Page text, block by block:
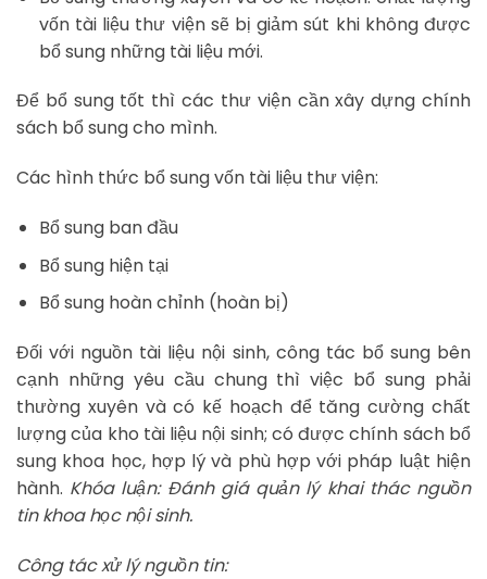
vốn tài liệu thư viện sẽ bị giảm sút khi không được
bổ sung những tài liệu mới.
Để bổ sung tốt thì các thư viện cần xây dựng chính
sách bổ sung cho mình.
Các hình thức bổ sung vốn tài liệu thư viện:
Bổ sung ban đầu
Bổ sung hiện tại
Bổ sung hoàn chỉnh (hoàn bị)
Đối với nguồn tài liệu nội sinh, công tác bổ sung bên
cạnh những yêu cầu chung thì việc bổ sung phải
thường xuyên và có kế hoạch để tăng cường chất
lượng của kho tài liệu nội sinh; có được chính sách bổ
sung khoa học, hợp lý và phù hợp với pháp luật hiện
hành. Khóa luận: Đánh giá quản lý khai thác nguồn
tin khoa học nội sinh.
Công tác xử lý nguồn tin: